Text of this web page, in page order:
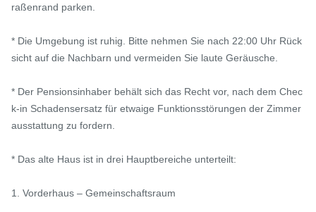
raßenrand parken.
* Die Umgebung ist ruhig. Bitte nehmen Sie nach 22:00 Uhr Rück
sicht auf die Nachbarn und vermeiden Sie laute Geräusche.
* Der Pensionsinhaber behält sich das Recht vor, nach dem Chec
k-in Schadensersatz für etwaige Funktionsstörungen der Zimmer
ausstattung zu fordern.
* Das alte Haus ist in drei Hauptbereiche unterteilt:
1. Vorderhaus – Gemeinschaftsraum